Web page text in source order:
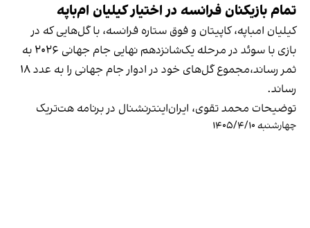
تمام بازیکنان فرانسه در اختیار کیلیان ام‌باپه
کیلیان امباپه، کاپیتان و فوق ستاره فرانسه، با گل‌هایی که در
بازی با سوئد در مرحله یک‌شانزدهم نهایی جام جهانی ۲۰۲۶ به
ثمر رساند،مجموع گل‌های خود در ادوار جام جهانی را به عدد ۱۸
رساند.
توضیحات محمد تقوی، ایران‌اینترنشنال در برنامه هت‌تریک
چهارشنبه ۱۴۰۵/۴/۱۰